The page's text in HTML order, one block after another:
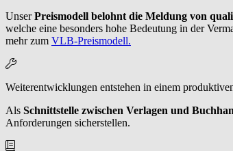
UnserPreismodell belohnt die Meldung von
welche eine besonders hohe Bedeutung in der
mehr zum VLB-Preismodell.
Weiterentwicklungen entstehen in einem
Als Schnittstelle zwischen Verlagen und
Anforderungen sicherstellen.